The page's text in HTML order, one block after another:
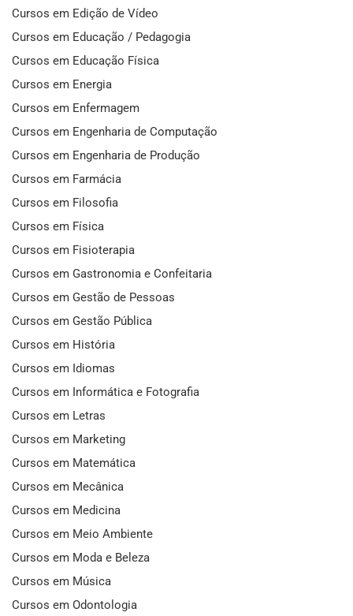
Cursos em Edição de Vídeo
Cursos em Educação / Pedagogia
Cursos em Educação Física
Cursos em Energia
Cursos em Enfermagem
Cursos em Engenharia de Computação
Cursos em Engenharia de Produção
Cursos em Farmácia
Cursos em Filosofia
Cursos em Física
Cursos em Fisioterapia
Cursos em Gastronomia e Confeitaria
Cursos em Gestão de Pessoas
Cursos em Gestão Pública
Cursos em História
Cursos em Idiomas
Cursos em Informática e Fotografia
Cursos em Letras
Cursos em Marketing
Cursos em Matemática
Cursos em Mecânica
Cursos em Medicina
Cursos em Meio Ambiente
Cursos em Moda e Beleza
Cursos em Música
Cursos em Odontologia